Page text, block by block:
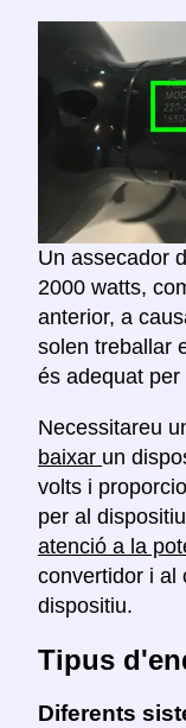
Un assecador
2000 watts,
anterior, a
solen treballar
és adequat
Necessitareu
baixar un
volts i
per al
atenció a la
convertidor i al
dispositiu.
Tipus
Diferents